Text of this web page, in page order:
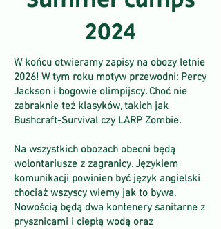
2024
W końcu otwieramy zapisy na obozy letnie
2026! W tym roku motyw przewodni: Percy
Jackson i bogowie olimpijscy. Choć nie
zabraknie też klasyków, takich jak
Bushcraft-Survival czy LARP Zombie.
Na wszystkich obozach obecni będą
wolontariusze z zagranicy. Językiem
komunikacji powinien być język angielski
chociaż wszyscy wiemy jak to bywa.
Nowością będą dwa kontenery sanitarne z
prysznicami i ciepłą wodą oraz